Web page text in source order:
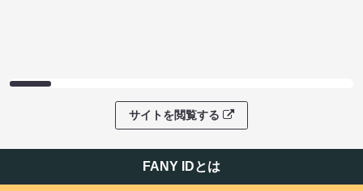
サイトを閲覧する
FANY IDとは